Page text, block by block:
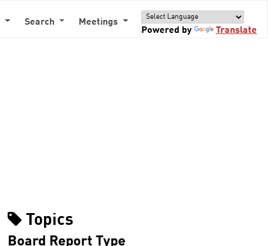
Search
Meetings
Powered by
Translate
Topics
Board Report Type